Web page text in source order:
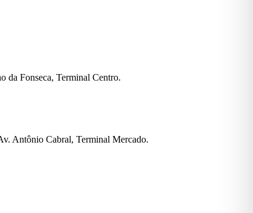
da Fonseca, Terminal Centro.
Antônio Cabral, Terminal Mercado.